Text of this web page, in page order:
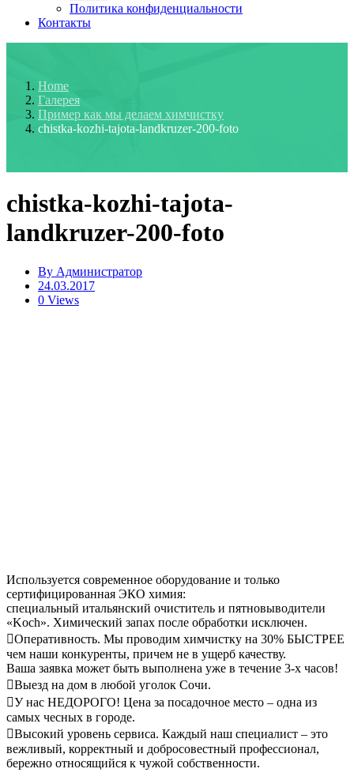
Политика конфиденциальности
Контакты
Home
Галерея
Пример как мы делаем химчистку
chistka-kozhi-tajota-landkruzer-200-foto
chistka-kozhi-tajota-
landkruzer-200-foto
By Администратор
24.03.2017
0 Views
Используется современное оборудование и только
сертифицированная ЭКО химия:
специальный итальянский очиститель и пятновыводители
«Koch». Химический запах после обработки исключен.
Оперативность. Мы проводим химчистку на 30% БЫСТРЕЕ
чем наши конкуренты, причем не в ущерб качеству.
Ваша заявка может быть выполнена уже в течение 3-х часов!
Выезд на дом в любой уголок Сочи.
У нас НЕДОРОГО! Цена за посадочное место – одна из
самых чесных в городе.
Высокий уровень сервиса. Каждый наш специалист – это
вежливый, корректный и добросовестный профессионал,
бережно относящийся к чужой собственности.